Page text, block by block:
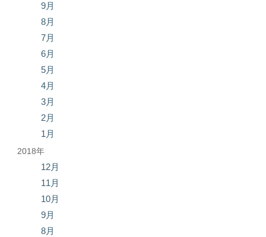
9月
8月
7月
6月
5月
4月
3月
2月
1月
2018年
12月
11月
10月
9月
8月